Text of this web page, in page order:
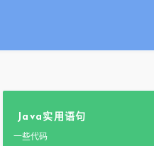
Java实用语句
一些代码